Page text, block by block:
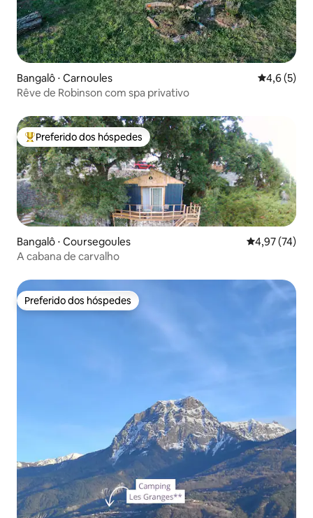
Bangalô ⋅ Carnoules 4,6 de
4,6 (5)
Rêve de Robinson com spa privativo
Entre os melhores preferidos dos hóspedes
Preferido dos hóspedes
Bangalô ⋅ Coursegoules 4,97 de uma
4,97 (74)
A cabana de carvalho
Preferido dos hóspedes
Preferido dos hóspedes